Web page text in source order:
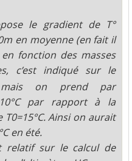
le gradient de T°
en moyenne (en fait il
fonction des masses
c’est indiqué sur le
on prend par
par rapport à la
Ainsi on aurait
en été.
relatif sur le calcul de